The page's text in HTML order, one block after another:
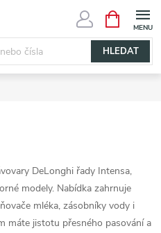
HLEDAT
NÁKUPNÍ
KOŠÍK
DeLonghi řady Intensa,
modely. Nabídka zahrnuje
mléka, zásobníky vody i
máte jistotu přesného pasování a